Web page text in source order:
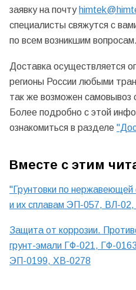
заявку на почту
специалисты свяжутся с
по всем возникшим вопросам.
Доставка осуществляется
регионы России любыми
так же возможен самовывоз
Более подробно с этой
ознакомиться в разделе
Вместе с этим
"Грунтовки по
и их сплавам ЭП-057, ВЛ-
Защита от коррозии.
грунт-эмали ГФ-021, ГФ-
ЭП-0199, ХВ-0278